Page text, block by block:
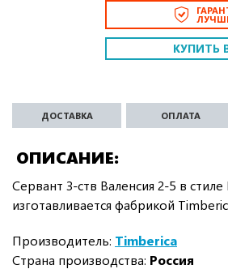
КУПИТЬ
ОПИСАНИЕ
ДОСТАВКА ОПЛАТА
Сервант 3-ств Валенсия 2-5 в
изготавливается фабрикой
Производитель: Timberica
Страна производства: Россия